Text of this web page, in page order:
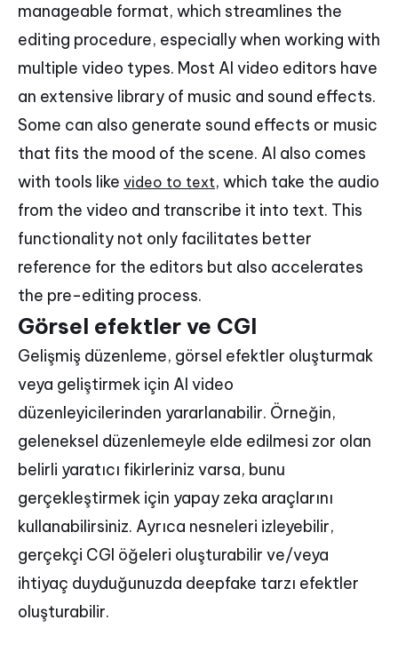
manageable format, which streamlines the
editing procedure, especially when working with
multiple video types. Most AI video editors have
an extensive library of music and sound effects.
Some can also generate sound effects or music
that fits the mood of the scene. AI also comes
with tools like video to text, which take the audio
from the video and transcribe it into text. This
functionality not only facilitates better
reference for the editors but also accelerates
the pre-editing process.
Görsel efektler ve CGI
Gelişmiş düzenleme, görsel efektler oluşturmak
veya geliştirmek için AI video
düzenleyicilerinden yararlanabilir. Örneğin,
geleneksel düzenlemeyle elde edilmesi zor olan
belirli yaratıcı fikirleriniz varsa, bunu
gerçekleştirmek için yapay zeka araçlarını
kullanabilirsiniz. Ayrıca nesneleri izleyebilir,
gerçekçi CGI öğeleri oluşturabilir ve/veya
ihtiyaç duyduğunuzda deepfake tarzı efektler
oluşturabilir.